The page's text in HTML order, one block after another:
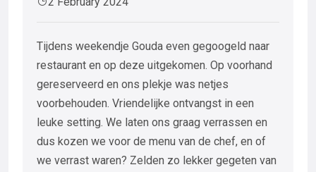
Tijdens weekendje Gouda even gegoogeld naar
restaurant en op deze uitgekomen. Op voorhand
gereserveerd en ons plekje was netjes
voorbehouden. Vriendelijke ontvangst in een
leuke setting. We laten ons graag verrassen en
dus kozen we voor de menu van de chef, en of
we verrast waren? Zelden zo lekker gegeten van